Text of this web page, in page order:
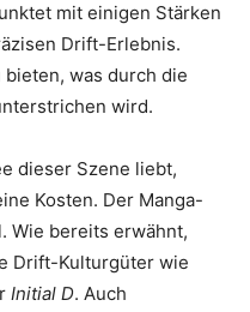
mit einigen Stärken
Drift-Erlebnis.
was durch die
wird.
dieser Szene liebt,
Kosten. Der Manga-
Wie bereits erwähnt,
Drift-Kulturgüter wie
Initial D. Auch